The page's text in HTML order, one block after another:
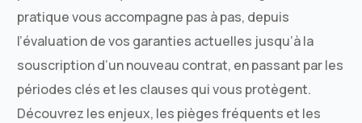
pratique vous accompagne pas à pas, depuis
l’évaluation de vos garanties actuelles jusqu’à la
souscription d’un nouveau contrat, en passant par les
périodes clés et les clauses qui vous protègent.
Découvrez les enjeux, les pièges fréquents et les